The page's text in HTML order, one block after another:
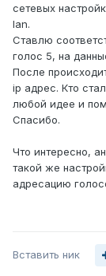
сетевых
lan.
Ставлю
голос 5, на
После
ip адрес. Кто
любой идее и
Спасибо.
Что интересно,
такой же
адресацию
Вставить ник